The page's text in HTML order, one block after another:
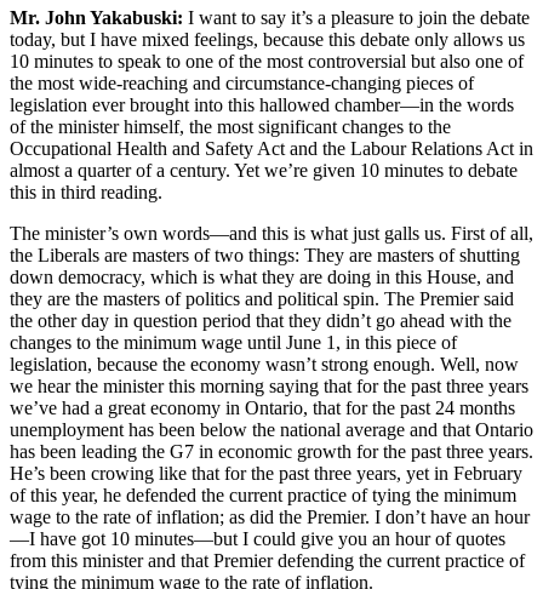
Mr. John Yakabuski: I want to say it’s a pleasure to join the debate
today, but I have mixed feelings, because this debate only allows us
10 minutes to speak to one of the most controversial but also one of
the most wide-reaching and circumstance-changing pieces of
legislation ever brought into this hallowed chamber—in the words
of the minister himself, the most significant changes to the
Occupational Health and Safety Act and the Labour Relations Act in
almost a quarter of a century. Yet we’re given 10 minutes to debate
this in third reading.
The minister’s own words—and this is what just galls us. First of all,
the Liberals are masters of two things: They are masters of shutting
down democracy, which is what they are doing in this House, and
they are the masters of politics and political spin. The Premier said
the other day in question period that they didn’t go ahead with the
changes to the minimum wage until June 1, in this piece of
legislation, because the economy wasn’t strong enough. Well, now
we hear the minister this morning saying that for the past three years
we’ve had a great economy in Ontario, that for the past 24 months
unemployment has been below the national average and that Ontario
has been leading the G7 in economic growth for the past three years.
He’s been crowing like that for the past three years, yet in February
of this year, he defended the current practice of tying the minimum
wage to the rate of inflation; as did the Premier. I don’t have an hour
—I have got 10 minutes—but I could give you an hour of quotes
from this minister and that Premier defending the current practice of
tying the minimum wage to the rate of inflation.